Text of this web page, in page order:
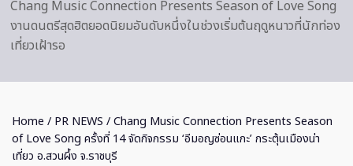
Chang Music Connection Presents Season of Love Song
งานดนตรีสุดฮิตยอดนิยมอันดับหนึ่งในช่วงเริ่มต้นฤดูหนาวที่นักท่อง
เที่ยวเฝ้ารอ
Home / PR NEWS / Chang Music Connection Presents Season
of Love Song ครั้งที่ 14 จัดกิจกรรม ‘อีมอญซ่อนแกะ’ กระตุ้นเมืองน่า
เที่ยว อ.สวนผึ้ง จ.ราชบุรี